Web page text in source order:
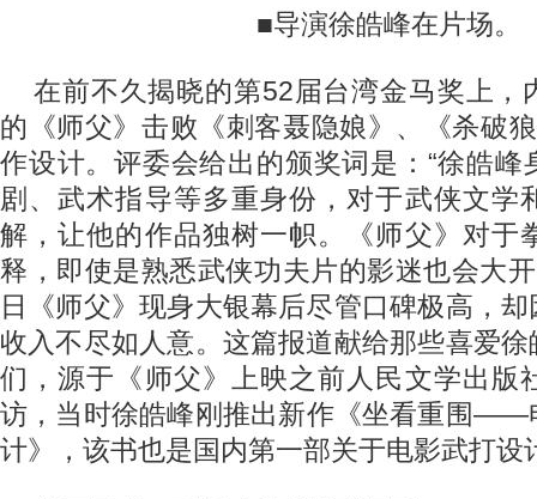
■导演徐皓峰在片场。
在前不久揭晓的第52届台湾金马奖上，
的《师父》击败《刺客聂隐娘》、《杀破
作设计。评委会给出的颁奖词是：“徐皓峰
剧、武术指导等多重身份，对于武侠文学
解，让他的作品独树一帜。《师父》对于
释，即使是熟悉武侠功夫片的影迷也会大
日《师父》现身大银幕后尽管口碑极高，
收入不尽如人意。这篇报道献给那些喜爱
们，源于《师父》上映之前人民文学出版
访，当时徐皓峰刚推出新作《坐看重围——
计》，该书也是国内第一部关于电影武打设